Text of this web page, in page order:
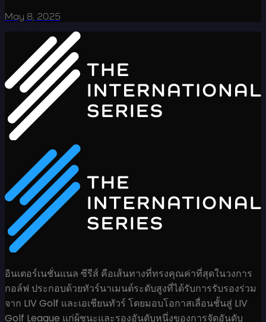
May 8, 2025
อินเตอร์เนชั่นแนล ซีรีส์ คือเส้นทางที่ทรงคุณค่าที่สุดในวงการ
กอล์ฟ ประกอบด้วยทัวร์นาเมนต์ระดับสูงที่ได้รับการรับรองร่วม
จาก LIV Golf และเอเชียนทัวร์ โดยมอบโอกาสเลื่อนชั้นสู่ LIV
Golf League แก่ผู้ชนะและรองอันดับหนึ่งของการจัดอันดับ